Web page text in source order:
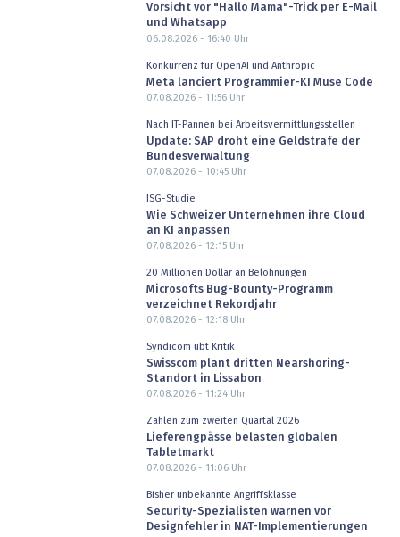
Vorsicht vor "Hallo Mama"-Trick per E-Mail
und Whatsapp
06.08.2026 - 16:40 Uhr
Konkurrenz für OpenAI und Anthropic
Meta lanciert Programmier-KI Muse Code
07.08.2026 - 11:56Uhr
Nach IT-Pannen bei Arbeitsvermittlungsstellen
Update: SAP droht eine Geldstrafe der
Bundesverwaltung
07.08.2026 - 10:45Uhr
ISG-Studie
Wie Schweizer Unternehmen ihre Cloud
an KI anpassen
07.08.2026 - 12:15Uhr
20 Millionen Dollar an Belohnungen
Microsofts Bug-Bounty-Programm
verzeichnet Rekordjahr
07.08.2026 - 12:18Uhr
Syndicom übt Kritik
Swisscom plant dritten Nearshoring-
Standort in Lissabon
07.08.2026 - 11:24Uhr
Zahlen zum zweiten Quartal 2026
Lieferengpässe belasten globalen
Tabletmarkt
07.08.2026 - 11:06Uhr
Bisher unbekannte Angriffsklasse
Security-Spezialisten warnen vor
Designfehler in NAT-Implementierungen